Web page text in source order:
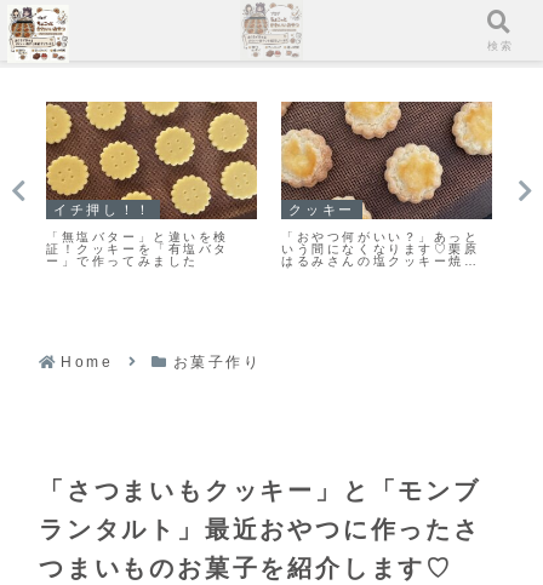
スコーン
「スコーンの朝ごはんだ♪」カ
リッとふんわりとっても美味
しい♡スコーン焼きました！
スコーン
【レシピ】リスドォルで作る
スコーン♡やってみたらめち
ゃくちゃ美味しい♡お手軽ス
コーンレシピだよ！
Home お菓子作り
「さつまいもクッキー」と「モンブ
ランタルト」最近おやつに作ったさ
つまいものお菓子を紹介します♡
メニュー 検索